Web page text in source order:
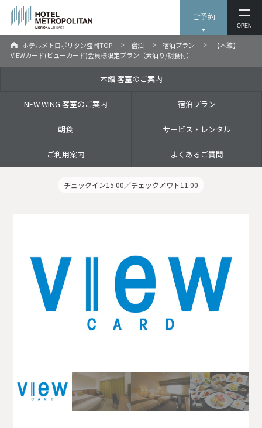
ご予約
OPEN
ホテルメトロポリタン盛岡TOP 宿泊 宿泊プラン
【本館】
VIEWカード(ビューカード)会員様限定プラン（素泊り/朝食付）
本館 客室のご案内
NEW WING 客室のご案内 宿泊プラン
朝食 サービス・レンタル
ご利用案内 よくあるご質問
チェックイン15:00／チェックアウト11:00